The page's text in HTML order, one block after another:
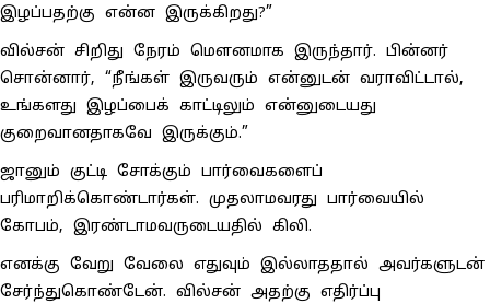
இழப்பதற்கு என்ன இருக்கிறது?”
வில்சன் சிறிது நேரம் மௌனமாக இருந்தார். பின்னர்
சொன்னார், “நீங்கள் இருவரும் என்னுடன் வராவிட்டால்,
உங்களது இழப்பைக் காட்டிலும் என்னுடையது
குறைவானதாகவே இருக்கும்.”
ஜானும் குட்டி சோக்கும் பார்வைகளைப்
பரிமாறிக்கொண்டார்கள். முதலாமவரது பார்வையில்
கோபம், இரண்டாமவருடையதில் கிலி.
எனக்கு வேறு வேலை எதுவும் இல்லாததால் அவர்களுடன்
சேர்ந்துகொண்டேன். வில்சன் அதற்கு எதிர்ப்பு